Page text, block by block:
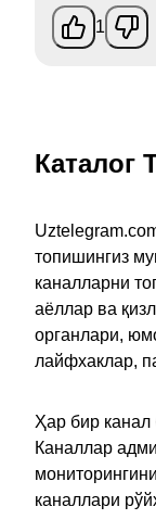
1
Каталог
топишингиз
каналларни
аёллар ва
органлари,
лайфхаклар,
Ҳар бир канал
Каналлар
каналлари